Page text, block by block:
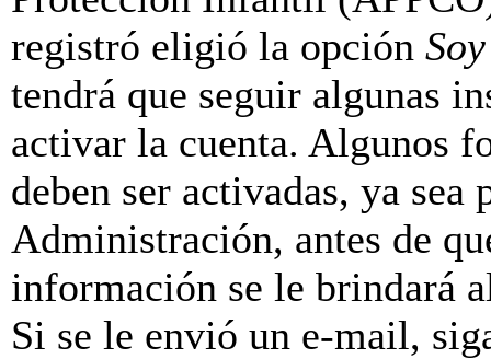
registró eligió la opción
tendrá que seguir algunas
activar la cuenta. Algunos
deben ser activadas, ya
Administración, antes de
información se le brindará
Si se le envió un e-mail,